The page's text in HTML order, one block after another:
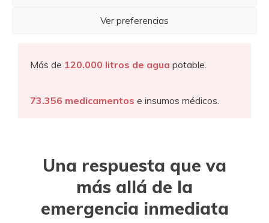
Ver preferencias
para equipos debúsqueda y
Más de 120.000 litros de agua potable.
73.356 medicamentos e insumos médicos.
Una respuesta que va
más allá de la
emergencia inmediata